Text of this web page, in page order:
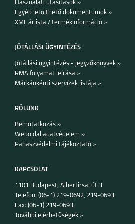
IPHONE 15 PRO MAX IPHONE 15 PLUS
Használati utasítások »
Egyéb letölthető dokumentumok »
XML árlista / termékinformáció »
JÓTÁLLÁSI ÜGYINTÉZÉS
Jótállási ügyintézés - jegyzőkönyvek »
RMA folyamat leírása »
Márkánkénti szervízek listája »
RÓLUNK
Bemutatkozás »
Weboldal adatvédelem »
Panaszvédelmi tájékoztató »
KAPCSOLAT
1101 Budapest, Albertirsai út 3.
Telefon: (06-1) 219-0692, 219-0693
Fax: (06-1) 219-0693
További elérhetőségek »